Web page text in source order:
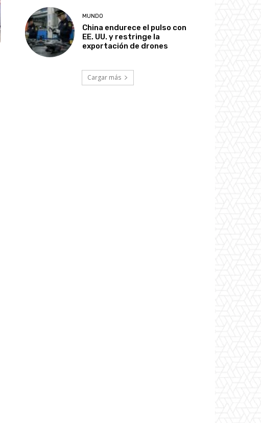
MUNDO
China endurece el pulso con
EE. UU. y restringe la
exportación de drones
Cargar más